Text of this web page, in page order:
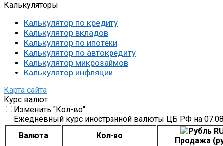
Калькуляторы
Калькулятор по кредиту
Калькулятор вкладов
Калькулятор по ипотеки
Калькулятор по автокредиту
Калькулятор микрозаймов
Калькулятор инфляции
Карта сайта
Курс валют
Изменить "Кол-во"
Ежедневный курс иностранной валюты ЦБ РФ на
Валюта
Кол-во
Продажа